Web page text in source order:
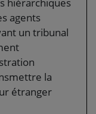
hiérarchiques
agents
un tribunal
la
étranger